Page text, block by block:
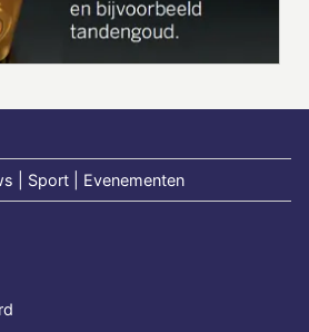
| Sport | Evenementen